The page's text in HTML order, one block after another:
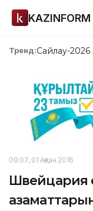
KAZINFORM
Тренд:Сайлау-2026
09:07, 01 Ақпан 2016
Швейцария